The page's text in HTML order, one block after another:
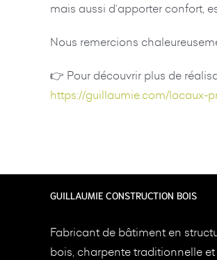
mais aussi d’apporter confort,
Nous remercions
👉 Pour découvrir plus de
https://guillaumie.com/locaux-
GUILLAUMIE CONSTRUCTION BOIS
Fabricant de bâtiment en
bois, charpente traditionnelle et